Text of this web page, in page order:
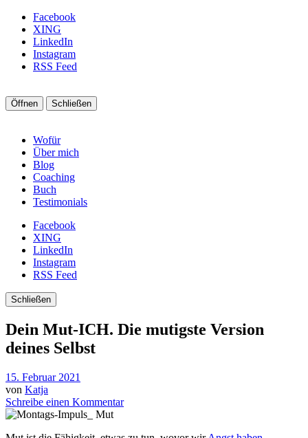
Facebook
XING
LinkedIn
Instagram
RSS Feed
Öffnen Schließen
Wofür
Über mich
Blog
Coaching
Buch
Testimonials
Facebook
XING
LinkedIn
Instagram
RSS Feed
Schließen
Dein Mut-ICH. Die mutigste Version
deines Selbst
15. Februar 2021
von Katja
Schreibe einen Kommentar